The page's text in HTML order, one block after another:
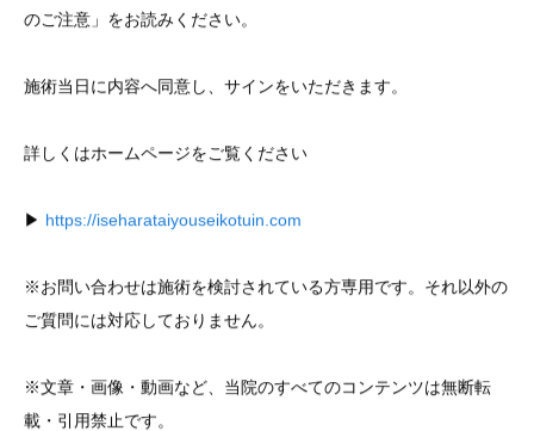
のご注意」をお読みください。
施術当日に内容へ同意し、サインをいただきます。
詳しくはホームページをご覧ください
▶︎ https://iseharataiyouseikotuin.com
※お問い合わせは施術を検討されている方専用です。それ以外の
ご質問には対応しておりません。
※文章・画像・動画など、当院のすべてのコンテンツは無断転
載・引用禁止です。